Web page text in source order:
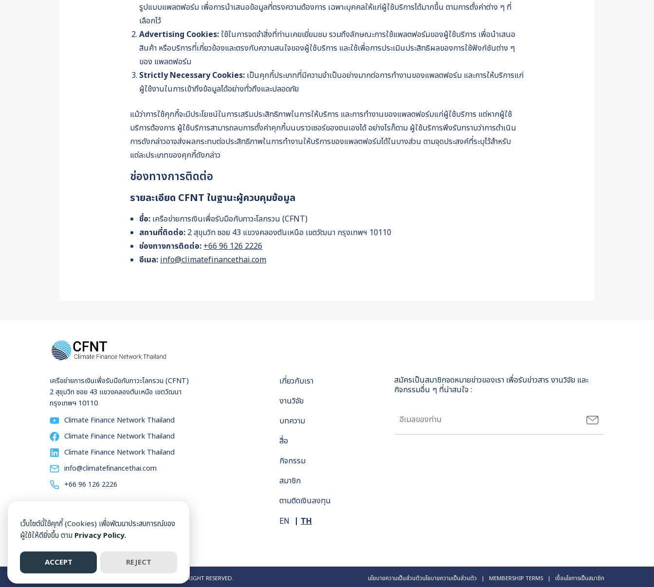
รูปแบบแพลตฟอร์ม เพื่อการนำเสนอข้อมูลที่ตรงความต้องการ เฉพาะบุคคลให้แก่ผู้ใช้บริการได้มากขึ้น ตามการตั้งค่าต่าง ๆ ที่
เลือกไว้
Advertising Cookies:ใช้ในการจดจำสิ่งที่ท่านเคยเยี่ยมชม รวมถึงลักษณะการใช้แพลตฟอร์มของผู้ใช้บริการ เพื่อนำเสนอ
สินค้า หรือบริการที่เกี่ยวข้องและตรงกับความสนใจของผู้ใช้บริการ และใช้เพื่อการประเมินประสิทธิผลของการใช้ฟังก์ชันต่าง ๆ
ของ แพลตฟอร์ม
Strictly Necessary Cookies: เป็นคุกกี้ประเภทที่มีความจำเป็นอย่างมากต่อการทำงานของแพลตฟอร์ม และการให้บริการแก่
ผู้ใช้งานในการเข้าถึงข้อมูลได้อย่างทั่วถึงและปลอดภัย
แม้ว่าการใช้คุกกี้จะมีประโยชน์ในการเสริมประสิทธิภาพในการให้บริการ และการทำงานของแพลตฟอร์มแก่ผู้ใช้บริการ แต่หากผู้ใช้
บริการต้องการ ผู้ใช้บริการสามารถลบการตั้งค่าคุกกี้บนบราวเซอร์ของตนเองได้ อย่างไรก็ตาม ผู้ใช้บริการพึงรับทราบว่าการดำเนิน
การดังกล่าวอาจส่งผลกระทบต่อประสิทธิภาพในการทำงานให้บริการของแพลตฟอร์มได้ในบางส่วน ตามจุดประสงค์ที่ระบุไว้สำหรับ
แต่ละประเภทของคุกกี้ดังกล่าว
ช่องทางการติดต่อ
รายละเอียด CFNT ในฐานะผู้ควบคุมข้อมูล
ชื่อ: เครือข่ายการเงินเพื่อรับมือกับภาวะโลกรวน (CFNT)
สถานที่ติดต่อ: 2 สุขุมวิท ซอย 43 แขวงคลองตันเหนือ เขตวัฒนา กรุงเทพฯ 10110
ช่องทางการติดต่อ:+66 96 126 2226
อีเมล:info@climatefinancethai.com
เครือข่ายการเงินเพื่อรับมือกับภาวะโลกรวน (CFNT)
2 สุขุมวิท ซอย 43 แขวงคลองตันเหนือ เขตวัฒนา
กรุงเทพฯ 10110
Climate Finance Network Thailand
Climate Finance Network Thailand
Climate Finance Network Thailand
info@climatefinancethai.com
+66 96 126 2226
เกี่ยวกับเรา
งานวิจัย
บทความ
สื่อ
กิจกรรม
สมาชิก
ตามติดเงินลงทุน
EN TH
สมัครเป็นสมาชิกจดหมายข่าวของเรา เพื่อรับข่าวสาร งานวิจัย และ
กิจกรรมอื่น ๆ ที่น่าสนใจ :
©2026 CLIMATE FINANCE NETWORK THAILAND ALL RIGHT RESERVED. นโยบายความเป็นส่วนตัวนโยบายความเป็นส่วนตัว | MEMBERSHIP TERMS | เงื่อนไขการเป็นสมาชิก
เว็บไซต์นี้ใช้คุกกี้ (Cookies) เพื่อพัฒนาประสบการณ์ของ
ผู้ใช้ให้ดียิ่งขึ้น ตาม Privacy Policy.
ACCEPT REJECT